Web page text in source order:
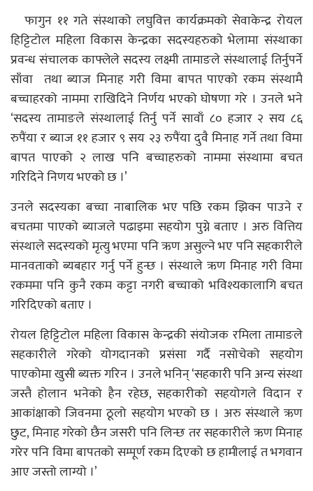
फागुन ११ गते संस्थाको लघुवित्त कार्यक्रमको सेवाकेन्द्र रोयल
हिट्टिटोल महिला विकास केन्द्रका सदस्यहरुको भेलामा संस्थाका
प्रवन्ध संचालक काफ्लेले सदस्य लक्ष्मी तामाङले संस्थालाई तिर्नुपर्ने
साँवा तथा ब्याज मिनाह गरी विमा बापत पाएको रकम संस्थामै
बच्चाहरको नाममा राखिदिने निर्णय भएको घोषणा गरे । उनले भने
‘सदस्य तामाङले संस्थालाई तिर्नु पर्ने सावाँ ८० हजार २ सय ८६
रुपैंया र ब्याज ११ हजार ९ सय २३ रुपैंया दुवै मिनाह गर्ने तथा विमा
बापत पाएको २ लाख पनि बच्चाहरुको नाममा संस्थामा बचत
गरिदिने निणय भएको छ ।’
उनले सदस्यका बच्चा नाबालिक भए पछि रकम झिक्न पाउने र
बचतमा पाएको ब्याजले पढाइमा सहयोग पुग्ने बताए । अरु वित्तिय
संस्थाले सदस्यको मृत्यु भएमा पनि ऋण असुल्ने भए पनि सहकारीले
मानवताको ब्यबहार गर्नु पर्ने हुन्छ । संस्थाले ऋण मिनाह गरी विमा
रकममा पनि कुनै रकम कट्टा नगरी बच्चाको भविश्यकालागि बचत
गरिदिएको बताए ।
रोयल हिट्टिटोल महिला विकास केन्द्रकी संयोजक रमिला तामाङले
सहकारीले गरेको योगदानको प्रसंसा गर्दै नसोचेको सहयोग
पाएकोमा खुसी ब्यक्त गरिन । उनले भनिन् ‘सहकारी पनि अन्य संस्था
जस्तै होलान भनेको हैन रहेछ, सहकारीको सहयोगले विदान र
आकांक्षाको जिवनमा ठूलो सहयोग भएको छ । अरु संस्थाले ऋण
छुट, मिनाह गरेको छैन जसरी पनि लिन्छ तर सहकारीले ऋण मिनाह
गरेर पनि विमा बापतको सम्पूर्ण रकम दिएको छ हामीलाई त भगवान
आए जस्तो लाग्यो ।’